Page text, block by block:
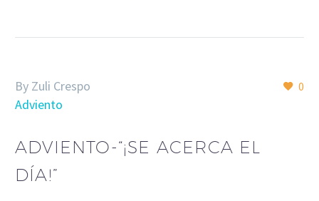
0
By Zuli Crespo
Adviento
ADVIENTO-“¡SE ACERCA EL
DÍA!”